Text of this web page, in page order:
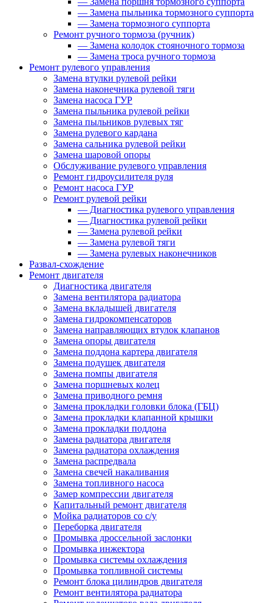
— Замена пыльника тормозного суппорта
— Замена тормозного суппорта
Ремонт ручного тормоза (ручник)
— Замена колодок стояночного тормоза
— Замена троса ручного тормоза
Ремонт рулевого управления
Замена втулки рулевой рейки
Замена наконечника рулевой тяги
Замена насоса ГУР
Замена пыльника рулевой рейки
Замена пыльников рулевых тяг
Замена рулевого кардана
Замена сальника рулевой рейки
Замена шаровой опоры
Обслуживание рулевого управления
Ремонт гидроусилителя руля
Ремонт насоса ГУР
Ремонт рулевой рейки
— Диагностика рулевого управления
— Диагностика рулевой рейки
— Замена рулевой рейки
— Замена рулевой тяги
— Замена рулевых наконечников
Развал-схождение
Ремонт двигателя
Диагностика двигателя
Замена вентилятора радиатора
Замена вкладышей двигателя
Замена гидрокомпенсаторов
Замена направляющих втулок клапанов
Замена опоры двигателя
Замена поддона картера двигателя
Замена подушек двигателя
Замена помпы двигателя
Замена поршневых колец
Замена приводного ремня
Замена прокладки головки блока (ГБЦ)
Замена прокладки клапанной крышки
Замена прокладки поддона
Замена радиатора двигателя
Замена радиатора охлаждения
Замена распредвала
Замена свечей накаливания
Замена топливного насоса
Замер компрессии двигателя
Капитальный ремонт двигателя
Мойка радиаторов со с/у
Переборка двигателя
Промывка дроссельной заслонки
Промывка инжектора
Промывка системы охлаждения
Промывка топливной системы
Ремонт блока цилиндров двигателя
Ремонт вентилятора радиатора